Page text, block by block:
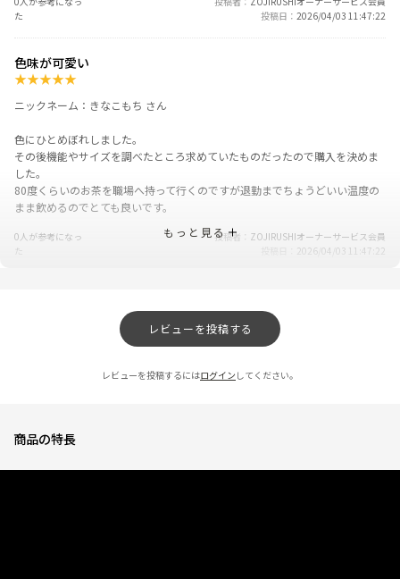
た
投稿日
2026/04/03 11:47:22
色味が可愛い
★★★★★
ニックネーム：きなこもち さん
色にひとめぼれしました。
その後機能やサイズを調べたところ求めていたものだったので購入を決めま
した。
80度くらいのお茶を職場へ持って行くのですが退勤までちょうどいい温度の
まま飲めるのでとても良いです。
0人が参考になっ
た
投稿者
ZOJIRUSHIオーナーサービス会員
2026/04/03 11:47:22
ニックネーム：ゆゆちゃみ さん
容量と色味と、ゾウさんのワンポイントデザイン！
た
もっと見る
レビューを投稿する
レビューを投稿するにはログイン してください。
商品の特長